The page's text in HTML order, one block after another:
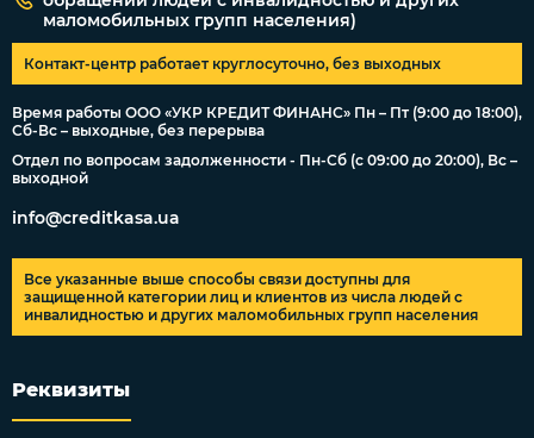
маломобильных групп населения)
Контакт-центр работает круглосуточно, без выходных
Время работы ООО «УКР КРЕДИТ ФИНАНС» Пн – Пт (9:00 до 18:00),
Сб-Вс – выходные, без перерыва
Отдел по вопросам задолженности - Пн-Сб (с 09:00 до 20:00), Вс –
выходной
info@creditkasa.ua
Все указанные выше способы связи доступны для
защищенной категории лиц и клиентов из числа людей с
инвалидностью и других маломобильных групп населения
Реквизиты